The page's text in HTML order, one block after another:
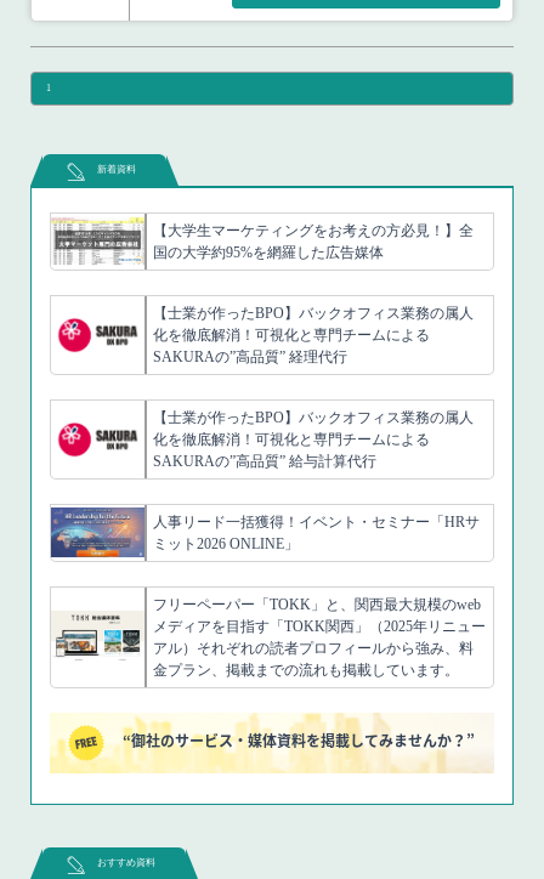
1
新着資料
【大学生マーケティングをお考えの方必見！】全
国の大学約95%を網羅した広告媒体
【士業が作ったBPO】バックオフィス業務の属人
化を徹底解消！可視化と専門チームによる
SAKURAの”高品質” 経理代行
【士業が作ったBPO】バックオフィス業務の属人
化を徹底解消！可視化と専門チームによる
SAKURAの”高品質” 給与計算代行
人事リード一括獲得！イベント・セミナー「HRサ
ミット2026 ONLINE」
フリーペーパー「TOKK」と、関西最大規模のweb
メディアを目指す「TOKK関西」（2025年リニュー
アル）それぞれの読者プロフィールから強み、料
金プラン、掲載までの流れも掲載しています。
“御社のサービス・媒体資料を掲載してみませんか？”
おすすめ資料